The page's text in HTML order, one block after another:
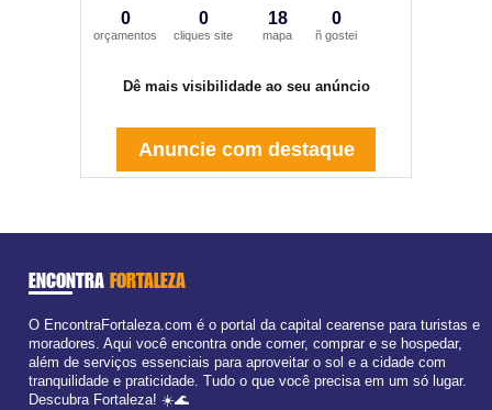
0
orçamentos
0
cliques site
18
mapa
0
ñ gostei
Dê mais visibilidade ao seu anúncio
Anuncie com destaque
ENCONTRA FORTALEZA
O EncontraFortaleza.com é o portal da capital cearense para turistas e
moradores. Aqui você encontra onde comer, comprar e se hospedar,
além de serviços essenciais para aproveitar o sol e a cidade com
tranquilidade e praticidade. Tudo o que você precisa em um só lugar.
Descubra Fortaleza! ☀️🌊